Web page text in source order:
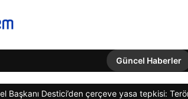
Güncel Haberler
Başkanı Destici’den çerçeve yasa tepkisi: